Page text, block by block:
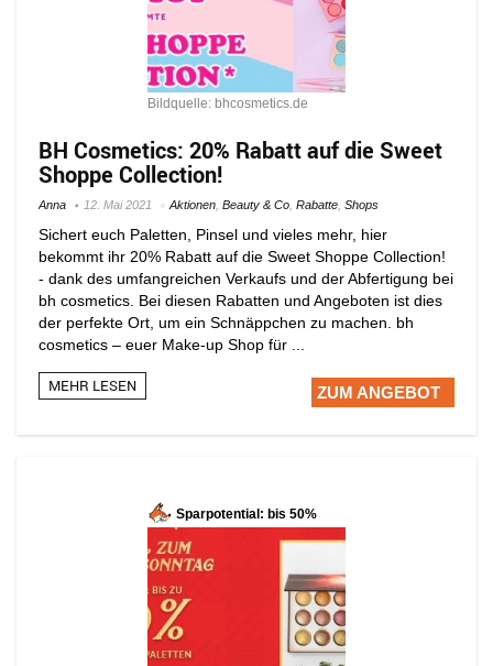
Bildquelle: bhcosmetics.de
BH Cosmetics: 20% Rabatt auf die Sweet
Shoppe Collection!
Anna 12. Mai 2021 Aktionen Beauty & Co Rabatte Shops
Sichert euch Paletten, Pinsel und vieles mehr, hier
bekommt ihr 20% Rabatt auf die Sweet Shoppe Collection!
- dank des umfangreichen Verkaufs und der Abfertigung bei
bh cosmetics. Bei diesen Rabatten und Angeboten ist dies
der perfekte Ort, um ein Schnäppchen zu machen. bh
cosmetics – euer Make-up Shop für ...
MEHR LESEN ZUM ANGEBOT
Sparpotential: bis 50%